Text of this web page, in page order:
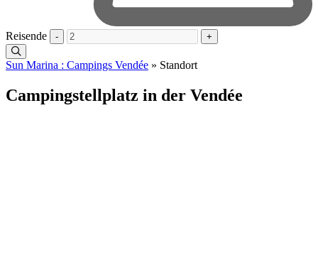
Reisende - +
Sun Marina : Campings Vendée » Standort
Campingstellplatz in der Vendée